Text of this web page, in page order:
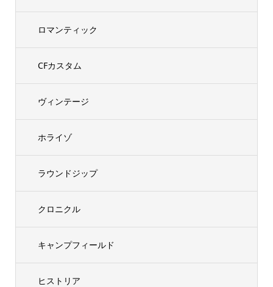
ロマンティック
CFカスタム
ヴィンテージ
ホライゾ
ラウンドジップ
クロニクル
キャンプフィールド
ヒストリア